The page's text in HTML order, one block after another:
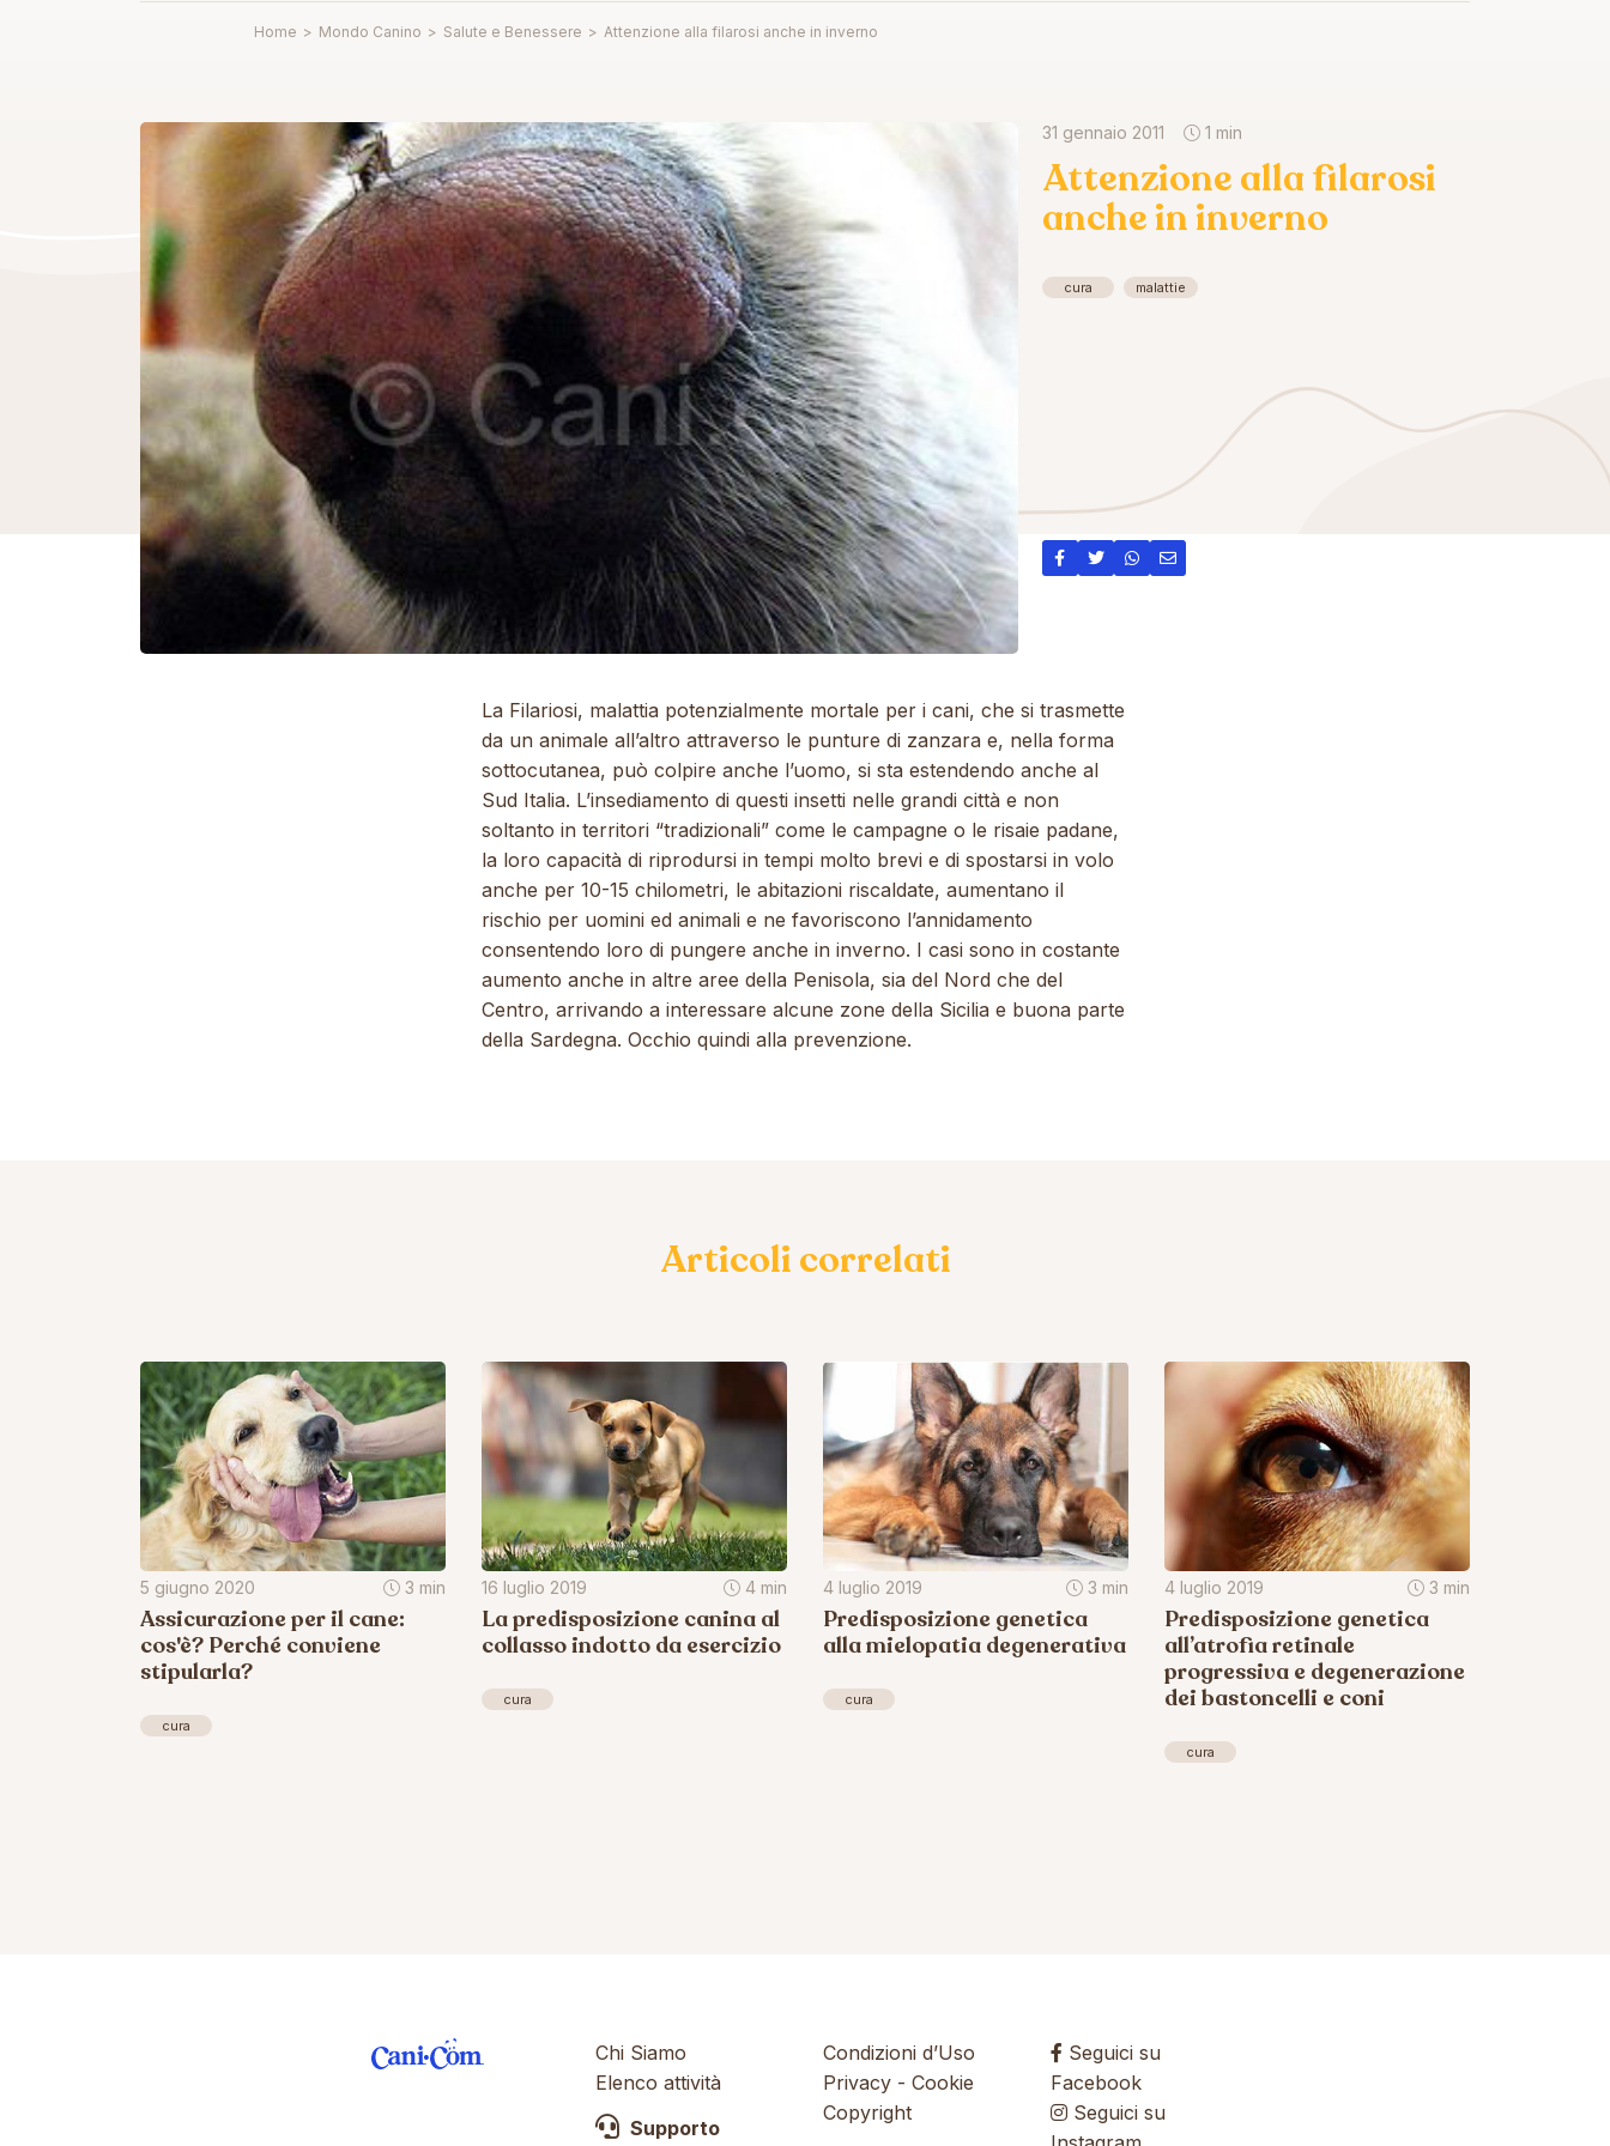
Home > Mondo Canino > Salute e Benessere > Attenzione alla filarosi anche in inverno
31 gennaio 2011 1 min
Attenzione alla filarosi
anche in inverno
cura malattie
La Filariosi, malattia potenzialmente mortale per i cani, che si trasmette
da un animale all’altro attraverso le punture di zanzara e, nella forma
sottocutanea, può colpire anche l’uomo, si sta estendendo anche al
Sud Italia. L’insediamento di questi insetti nelle grandi città e non
soltanto in territori “tradizionali” come le campagne o le risaie padane,
la loro capacità di riprodursi in tempi molto brevi e di spostarsi in volo
anche per 10-15 chilometri, le abitazioni riscaldate, aumentano il
rischio per uomini ed animali e ne favoriscono l’annidamento
consentendo loro di pungere anche in inverno. I casi sono in costante
aumento anche in altre aree della Penisola, sia del Nord che del
Centro, arrivando a interessare alcune zone della Sicilia e buona parte
della Sardegna. Occhio quindi alla prevenzione.
Articoli correlati
5 giugno 2020 3 min
Assicurazione per il cane:
cos'è? Perché conviene
stipularla?
cura
16 luglio 2019 4 min
La predisposizione canina al
collasso indotto da esercizio
cura
4 luglio 2019 3 min
Predisposizione genetica
alla mielopatia degenerativa
cura
4 luglio 2019 3 min
Predisposizione genetica
all’atrofia retinale
progressiva e degenerazione
dei bastoncelli e coni
cura
Chi Siamo
Elenco attività
Supporto
Condizioni d’Uso
Privacy - Cookie
Copyright
Seguici su
Facebook
Seguici su